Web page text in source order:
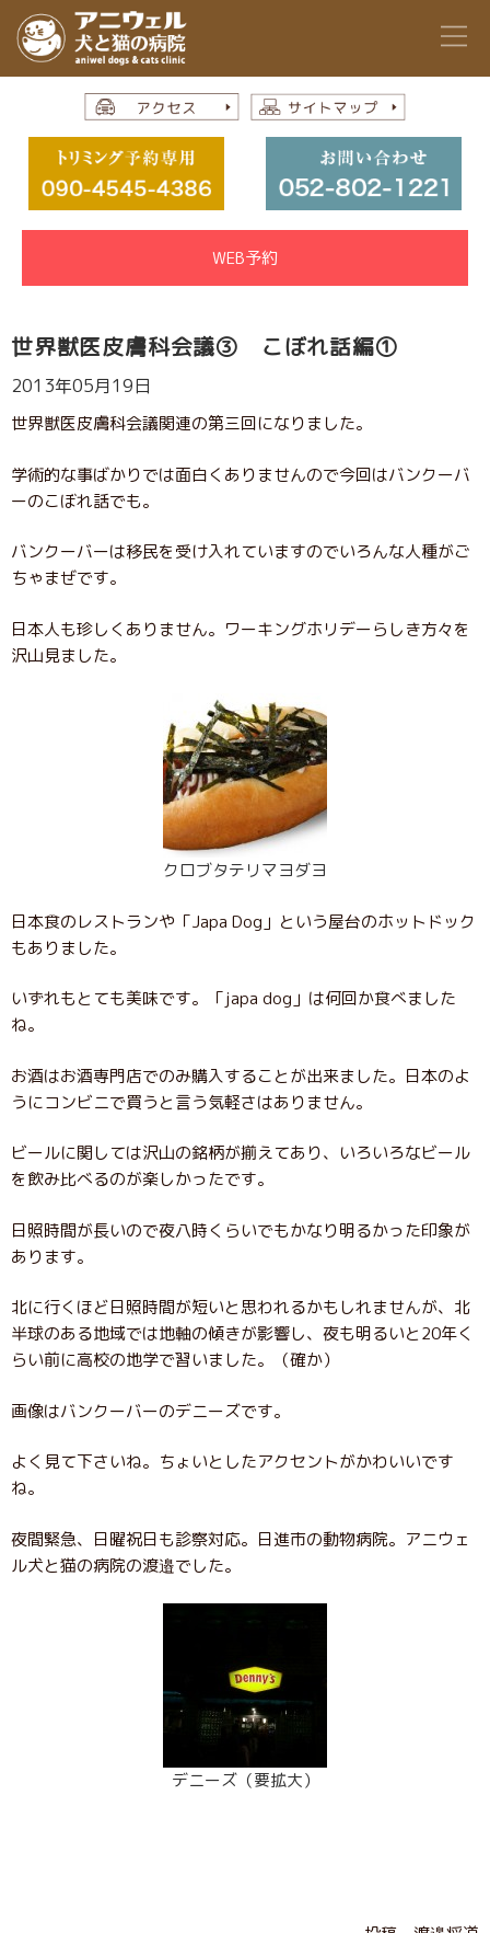
WEB予約
世界獣医皮膚科会議③ こぼれ話編①
2013年05月19日
世界獣医皮膚科会議関連の第三回になりました。
学術的な事ばかりでは面白くありませんので今回はバンクーバ
ーのこぼれ話でも。
バンクーバーは移民を受け入れていますのでいろんな人種がご
ちゃまぜです。
日本人も珍しくありません。ワーキングホリデーらしき方々を
沢山見ました。
クロブタテリマヨダヨ
日本食のレストランや「Japa Dog」という屋台のホットドック
もありました。
いずれもとても美味です。「japa dog」は何回か食べました
ね。
お酒はお酒専門店でのみ購入することが出来ました。日本のよ
うにコンビニで買うと言う気軽さはありません。
ビールに関しては沢山の銘柄が揃えてあり、いろいろなビール
を飲み比べるのが楽しかったです。
日照時間が長いので夜八時くらいでもかなり明るかった印象が
あります。
北に行くほど日照時間が短いと思われるかもしれませんが、北
半球のある地域では地軸の傾きが影響し、夜も明るいと20年く
らい前に高校の地学で習いました。（確か）
画像はバンクーバーのデニーズです。
よく見て下さいね。ちょいとしたアクセントがかわいいです
ね。
夜間緊急、日曜祝日も診察対応。日進市の動物病院。アニウェ
ル犬と猫の病院の渡邉でした。
デニーズ（要拡大）